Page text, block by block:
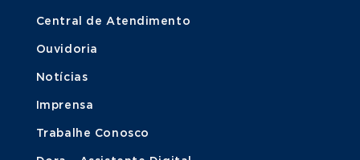
Central de Atendimento
Ouvidoria
Notícias
Imprensa
Trabalhe Conosco